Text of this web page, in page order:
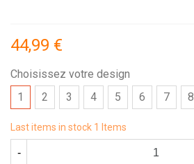
44,99 €
Choisissez votre design
1
2 3 4 5 6 7 8
Last items in stock 1 Items
-